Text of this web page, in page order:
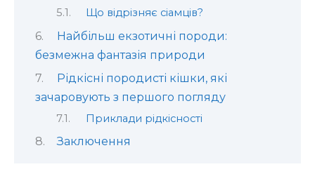
Що відрізняє сіамців?
Найбільш екзотичні породи:
безмежна фантазія природи
Рідкісні породисті кішки, які
зачаровують з першого погляду
Приклади рідкісності
Заключення